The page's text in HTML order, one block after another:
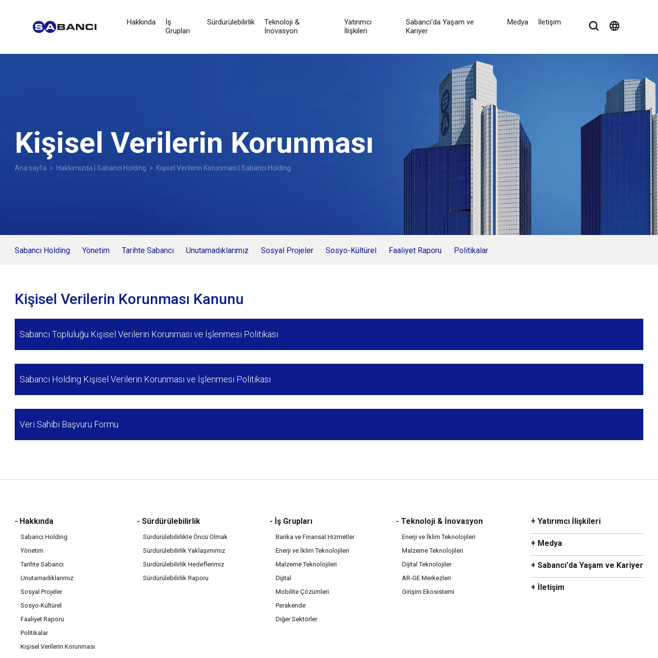
Hakkında
İş
Grupları
Sürdürülebilirlik
Teknoloji &
İnovasyon
Yatırımcı
İlişkileri
Sabancı'da Yaşam ve
Kariyer
Medya İletişim language
Kişisel Verilerin Korunması
Ana sayfa > Hakkımızda | Sabancı Holding > Kişisel Verilerin Korunması | Sabancı Holding
Sabancı Holding Yönetim Tarihte Sabancı Unutamadıklarımız Sosyal Projeler Sosyo-Kültürel Faaliyet Raporu Politikalar
Kişisel Verilerin Korunması Kanunu
Sabancı Topluluğu Kişisel Verilerin Korunması ve İşlenmesi Politikası
Sabancı Holding Kişisel Verilerin Korunması ve İşlenmesi Politikası
Veri Sahibi Başvuru Formu
- Hakkında
Sabancı Holding
Yönetim
Tarihte Sabancı
Unutamadıklarımız
Sosyal Projeler
Sosyo-Kültürel
Faaliyet Raporu
Politikalar
Kişisel Verilerin Korunması
- Sürdürülebilirlik
Sürdürülebilirlikte Öncü Olmak
Sürdürülebilirlik Yaklaşımımız
Sürdürülebilirlik Hedeflerimiz
Sürdürülebilirlik Raporu
- İş Grupları
Banka ve Finansal Hizmetler
Enerji ve İklim Teknolojileri
Malzeme Teknolojileri
Dijital
Mobilite Çözümleri
Perakende
Diğer Sektörler
- Teknoloji & İnovasyon
Enerji ve İklim Teknolojileri
Malzeme Teknolojileri
Dijital Teknolojiler
AR-GE Merkezleri
Girişim Ekosistemi
+ Yatırımcı İlişkileri
+ Medya
+ Sabancı'da Yaşam ve Kariyer
+ İletişim